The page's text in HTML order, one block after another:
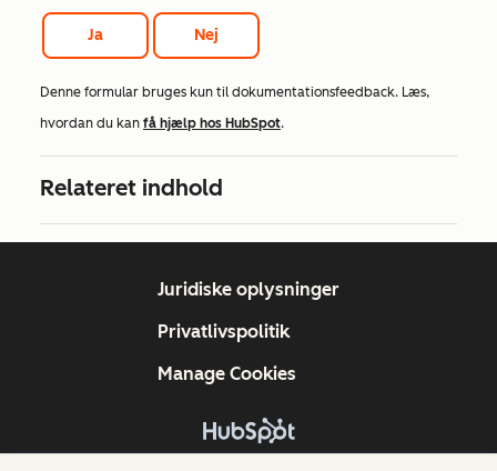
Ja Nej
Denne formular bruges kun til dokumentationsfeedback. Læs,
hvordan du kan få hjælp hos HubSpot.
Relateret indhold
Juridiske oplysninger
Privatlivspolitik
Manage Cookies